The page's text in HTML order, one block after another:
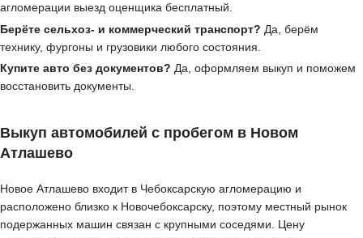
агломерации выезд оценщика бесплатный.
Берёте сельхоз- и коммерческий транспорт? Да, берём
технику, фургоны и грузовики любого состояния.
Купите авто без документов? Да, оформляем выкуп и поможем
восстановить документы.
Выкуп автомобилей с пробегом в Новом
Атлашево
Новое Атлашево входит в Чебоксарскую агломерацию и
расположено близко к Новочебоксарску, поэтому местный рынок
подержанных машин связан с крупными соседями. Цену